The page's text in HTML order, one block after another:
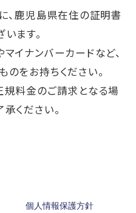
、鹿児島県在住の証明書
ます。
イナンバーカードなど、
をお持ちください。
規料金のご請求となる場
ください。
個人情報保護方針